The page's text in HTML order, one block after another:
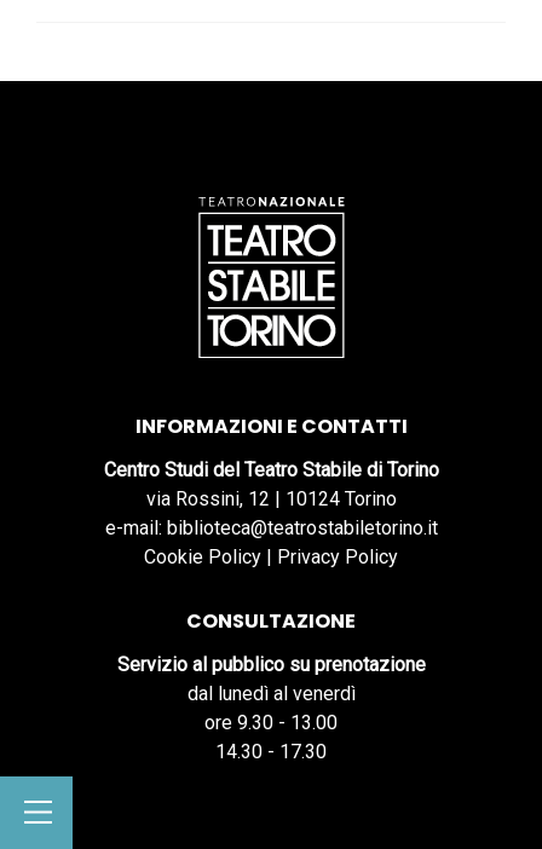
INFORMAZIONI E CONTATTI
Centro Studi del Teatro Stabile di Torino
via Rossini, 12 | 10124 Torino
e-mail: biblioteca@teatrostabiletorino.it
Cookie Policy | Privacy Policy
CONSULTAZIONE
Servizio al pubblico su prenotazione
dal lunedì al venerdì
ore 9.30 - 13.00
14.30 - 17.30